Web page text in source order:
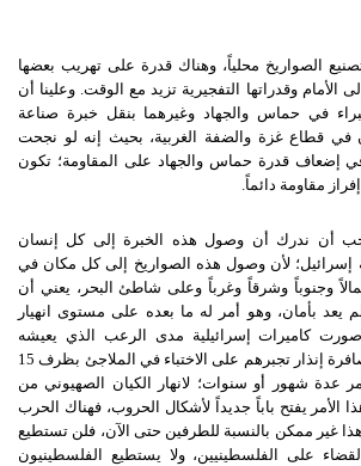
الصواريخ محلياً، وهناك قدرة على تهريب بعضها
الأمام وقدراتها التفجيرية تزيد مع الوقت. وعلينا أن
في حماس والجهاد وغيرهما بنقل خبرة صناعة
في قطاع غزة والضفة الغربية، بحيث إنه لو نجحت
إضعاف قدرة حماس والجهاد على المقاومة؛ تكون
مقاومة دائماً.
أن ندرك أن وصول هذه الخبرة إلى كل إنسان
إسرائيل؛ لأن وصول هذه الصواريخ إلى كل مكان في
وجنوباً وشرقاً وغرباً وعلى شاطئ البحر، يعني أن
يعد بأمان، وهو أمر له ما بعده على مستوى انهيار
كاميرات إسرائيلية مدى الرعب الذي يعيشه
إنذار تجبرهم على الاختباء في الملاجئ بظرف15
عدة شهور أو سنوات؛ لانهار الكيان الصهيوني من
الأمر يفتح باباً جديداً لأشكال الحروب، فهناك الحرب
غير ممكن بالنسبة للطرفين حتى الآن، فلن تستطيع
على الفلسطينيين، ولا يستطيع الفلسطينيون